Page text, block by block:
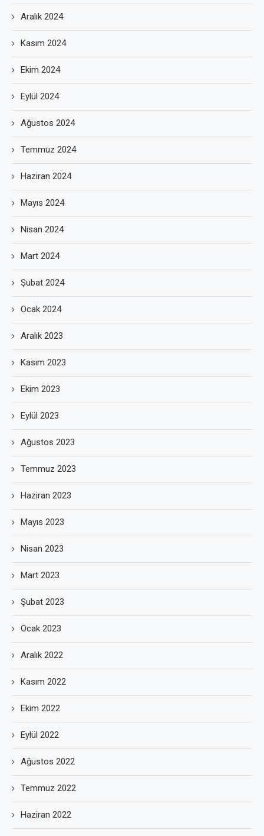
Aralık 2024
Kasım 2024
Ekim 2024
Eylül 2024
Ağustos 2024
Temmuz 2024
Haziran 2024
Mayıs 2024
Nisan 2024
Mart 2024
Şubat 2024
Ocak 2024
Aralık 2023
Kasım 2023
Ekim 2023
Eylül 2023
Ağustos 2023
Temmuz 2023
Haziran 2023
Mayıs 2023
Nisan 2023
Mart 2023
Şubat 2023
Ocak 2023
Aralık 2022
Kasım 2022
Ekim 2022
Eylül 2022
Ağustos 2022
Temmuz 2022
Haziran 2022